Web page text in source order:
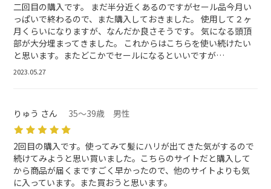
二回目の購入です。 まだ半分近くあるのですがセール品今月い
っぱいで終わるので、また購入しておきました。 使用して２ヶ
月くらいになりますが、なんだか良さそうです。 気になる頭頂
部が大分埋まってきました。 これからはこちらを使い続けたい
と思います。またどこかでセールになるといいですが…
2023.05.27
りゅう さん 35～39歳 男性
2回目の購入です。使ってみて髪にハリが出てきた気がするので
続けてみようと思い買いました。こちらのサイトだと購入して
から商品が届くまですごく早かったので、他のサイトよりも気
に入っています。また買おうと思います。